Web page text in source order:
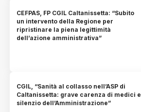
CEFPAS, FP CGIL Caltanissetta: “Subito
un intervento della Regione per
ripristinare la piena legittimità
dell’azione amministrativa”
CGIL, “Sanità al collasso nell’ASP di
Caltanissetta: grave carenza di medici e
silenzio dell’Amministrazione”